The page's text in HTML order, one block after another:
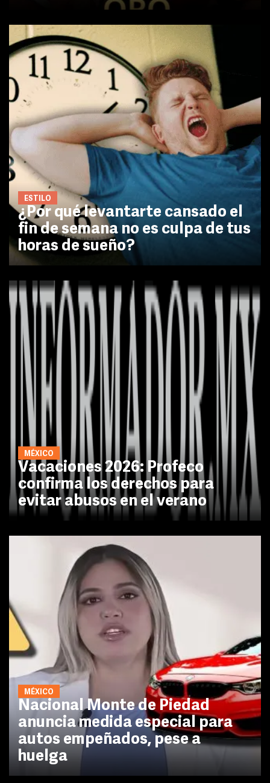
ESTILO
¿Por qué levantarte cansado el
fin de semana no es culpa de tus
horas de sueño?
MÉXICO
Vacaciones 2026: Profeco
confirma los derechos para
evitar abusos en el verano
MÉXICO
Nacional Monte de Piedad
anuncia medida especial para
autos empeñados, pese a
huelga